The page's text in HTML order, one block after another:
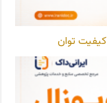
کیفیت توان